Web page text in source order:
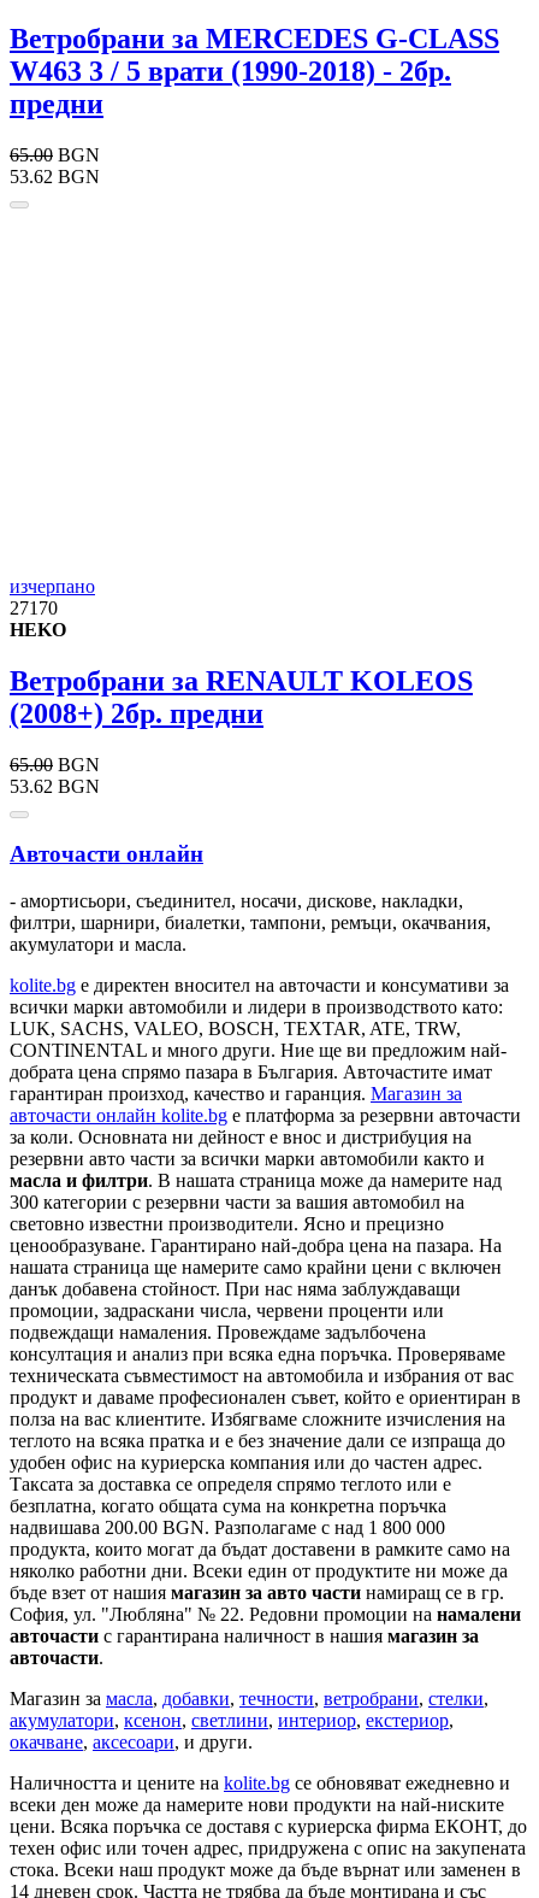
Ветробрани за MERCEDES G-CLASS
W463 3 / 5 врати (1990-2018) - 2бр.
предни
65.00 BGN
53.62 BGN
изчерпано
27170
HEKO
Ветробрани за RENAULT KOLEOS
(2008+) 2бр. предни
65.00 BGN
53.62 BGN
Авточасти онлайн
- амортисьори, съединител, носачи, дискове, накладки,
филтри, шарнири, биалетки, тампони, ремъци, окачвания,
акумулатори и масла.
kolite.bg e директен вносител на авточасти и консумативи за
всички марки автомобили и лидери в производството като:
LUK, SACHS, VALEO, BOSCH, TEXTAR, ATE, TRW,
CONTINENTAL и много други. Ние ще ви предложим най-
добрата цена спрямо пазара в България. Авточастите имат
гарантиран произход, качество и гаранция. Магазин за
авточасти онлайн kolite.bg е платформа за резервни авточасти
за коли. Основната ни дейност е внос и дистрибуция на
резервни авто части за всички марки автомобили както и
масла и филтри. В нашата страница може да намерите над
300 категории с резервни части за вашия автомобил на
световно известни производители. Ясно и прецизно
ценообразуване. Гарантирано най-добра цена на пазара. На
нашата страница ще намерите само крайни цени с включен
данък добавена стойност. При нас няма заблуждаващи
промоции, задраскани числа, червени проценти или
подвеждащи намаления. Провеждаме задълбочена
консултация и анализ при всяка една поръчка. Проверяваме
техническата съвместимост на автомобила и избрания от вас
продукт и даваме професионален съвет, който е ориентиран в
полза на вас клиентите. Избягваме сложните изчисления на
теглото на всяка пратка и е без значение дали се изпраща до
удобен офис на куриерска компания или до частен адрес.
Таксата за доставка се определя спрямо теглото или е
безплатна, когато общата сума на конкретна поръчка
надвишава 200.00 BGN. Разполагаме с над 1 800 000
продукта, които могат да бъдат доставени в рамките само на
няколко работни дни. Всеки един от продуктите ни може да
бъде взет от нашия магазин за авто части намиращ се в гр.
София, ул. "Любляна" № 22. Редовни промоции на намалени
авточасти с гарантирана наличност в нашия магазин за
авточасти.
Магазин за масла, добавки, течности, ветробрани, стелки,
акумулатори, ксенон, светлини, интериор, екстериор,
окачване, аксесоари, и други.
Наличността и цените на kolite.bg се обновяват ежедневно и
всеки ден може да намерите нови продукти на най-ниските
цени. Всяка поръчка се доставя с куриерска фирма ЕКОНТ, до
техен офис или точен адрес, придружена с опис на закупената
стока. Всеки наш продукт може да бъде върнат или заменен в
14 дневен срок. Частта не трябва да бъде монтирана и със